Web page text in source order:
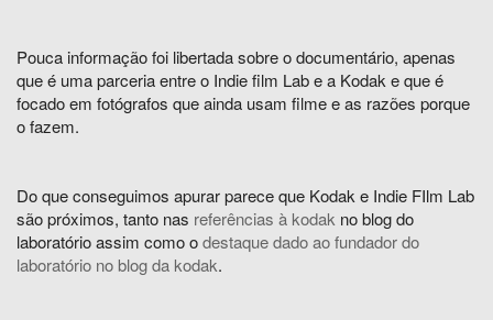
Pouca informação foi libertada sobre o documentário, apenas
que é uma parceria entre o Indie film Lab e a Kodak e que é
focado em fotógrafos que ainda usam filme e as razões porque
o fazem.
Do que conseguimos apurar parece que Kodak e Indie FIlm Lab
são próximos, tanto nas referências à kodak no blog do
laboratório assim como odestaque dado ao fundador do
laboratório no blog da kodak.